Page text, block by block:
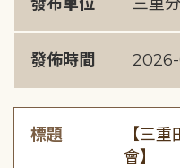
發佈時間
標題
【三
會】